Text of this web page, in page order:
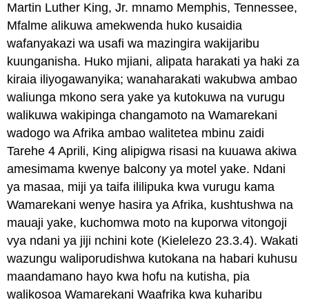
Martin Luther King, Jr. mnamo Memphis, Tennessee,
Mfalme alikuwa amekwenda huko kusaidia
wafanyakazi wa usafi wa mazingira wakijaribu
kuunganisha. Huko mjiani, alipata harakati ya haki za
kiraia iliyogawanyika; wanaharakati wakubwa ambao
waliunga mkono sera yake ya kutokuwa na vurugu
walikuwa wakipinga changamoto na Wamarekani
wadogo wa Afrika ambao walitetea mbinu zaidi
Tarehe 4 Aprili, King alipigwa risasi na kuuawa akiwa
amesimama kwenye balcony ya motel yake. Ndani
ya masaa, miji ya taifa ililipuka kwa vurugu kama
Wamarekani wenye hasira ya Afrika, kushtushwa na
mauaji yake, kuchomwa moto na kuporwa vitongoji
vya ndani ya jiji nchini kote (Kielelezo 23.3.4). Wakati
wazungu waliporudishwa kutokana na habari kuhusu
maandamano hayo kwa hofu na kutisha, pia
walikosoa Wamarekani Waafrika kwa kuharibu